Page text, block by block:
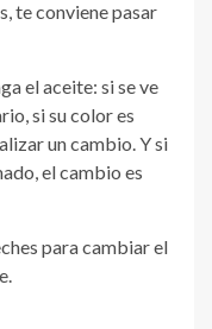
te conviene pasar
el aceite: si se ve
si su color es
un cambio. Y si
el cambio es
para cambiar el